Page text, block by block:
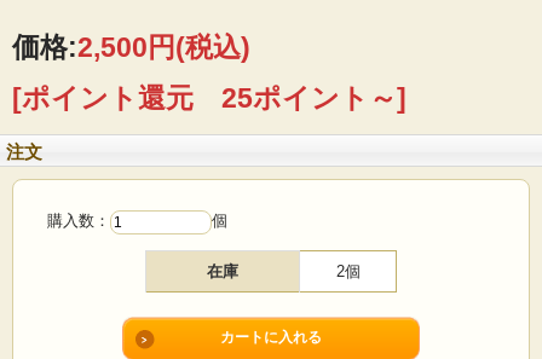
■製造国 ：ルクセンブルク
■サイズ ：Φ8.5cm、全長14cm、高さ4.5cm
■コンディション：使用感少なく、よいヴィンテージコンディションです。
価格:2,500円(税込)
[ポイント還元 25ポイント～]
注文
購入数： 個
在庫 2個